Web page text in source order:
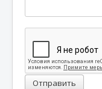
Отправить